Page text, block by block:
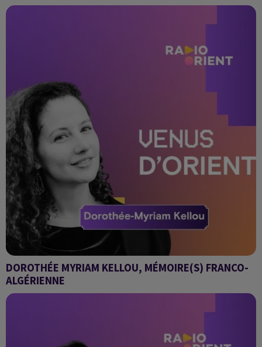
Venus d'Orient
DOROTHÉE MYRIAM KELLOU, MÉMOIRE(S) FRANCO-
ALGÉRIENNE
Venus d'Orient